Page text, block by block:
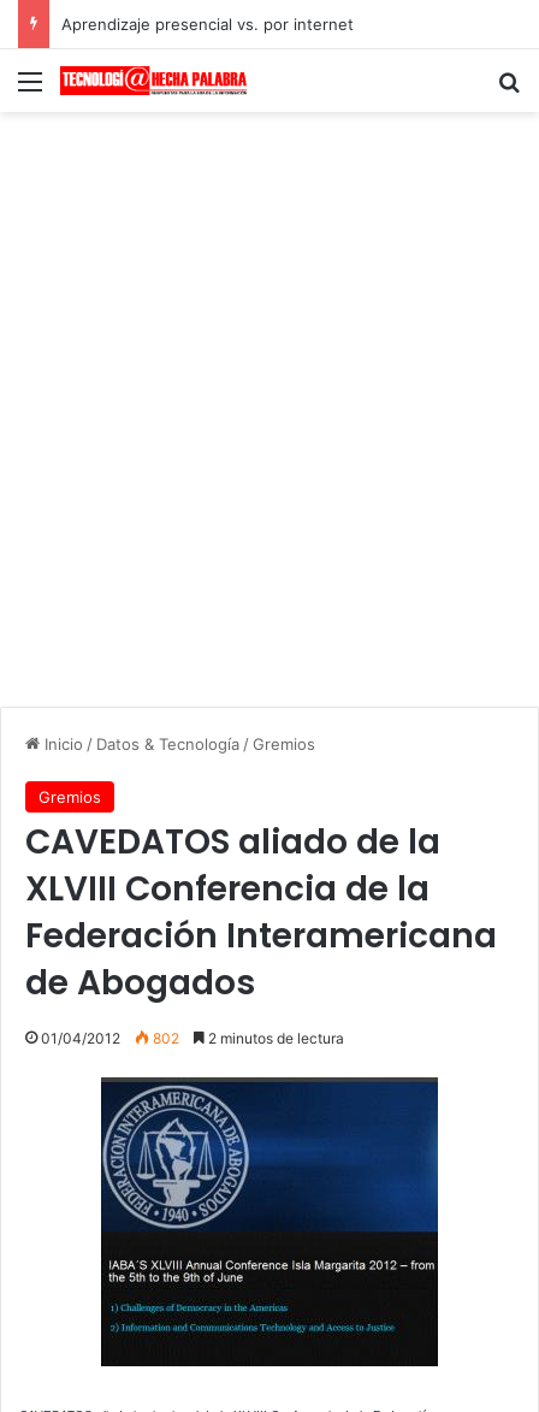
Aprendizaje presencial vs. por internet
Menú
Inicio / Datos & Tecnología /Gremios
Gremios
CAVEDATOS aliado de la
XLVIII Conferencia de la
Federación Interamericana
de Abogados
01/04/2012 802 2 minutos de lectura